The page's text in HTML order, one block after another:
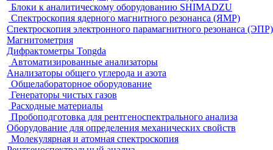
Блоки к аналитическому оборудованию SHIMADZU
Спектроскопия ядерного магнитного резонанса (ЯМР)
Спектроскопия электронного парамагнитного резонанса (ЭПР)
Магнитометрия
Дифрактометры Tongda
Автоматизированные анализаторы
Анализаторы общего углерода и азота
Общелабораторное оборудование
Генераторы чистых газов
Расходные материалы
Пробоподготовка для рентгеноспектрального анализа
Оборудование для определения механических свойств
Молекулярная и атомная спектроскопия